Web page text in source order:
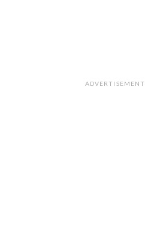
ADVERTISEMENT